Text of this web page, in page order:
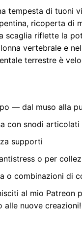
tempesta di tuoni
ricoperta di
scaglia riflette la
vertebrale e
terrestre è
— dal muso alla
con snodi articolati
supporti
o per
o combinazioni di
al mio Patreon
alle nuove creazioni!